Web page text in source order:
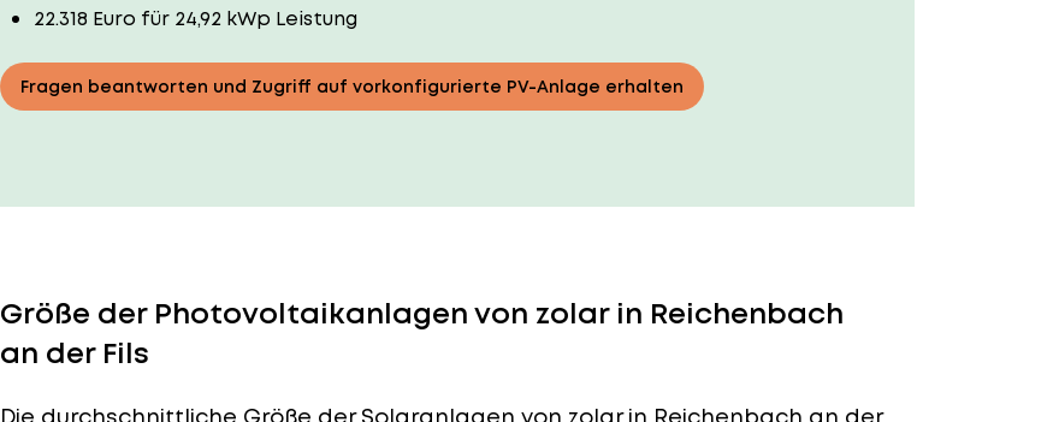
22.318 Euro für 24,92 kWp Leistung
Fragen beantworten und Zugriff auf vorkonfigurierte PV-Anlage erhalten
Größe der Photovoltaikanlagen von zolar in Reichenbach
an der Fils